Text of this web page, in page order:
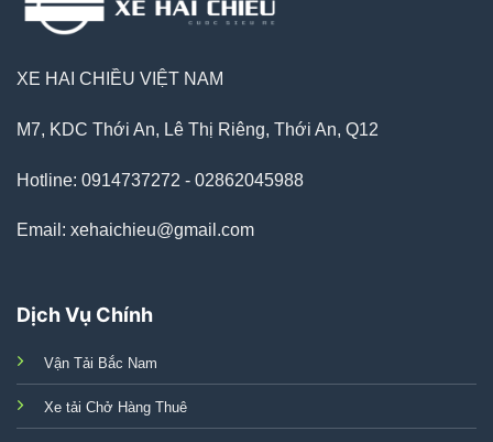
XE HAI CHIỀU VIỆT NAM
M7, KDC Thới An, Lê Thị Riêng, Thới An, Q12
Hotline: 0914737272 - 02862045988
Email: xehaichieu@gmail.com
Dịch Vụ Chính
Vận Tải Bắc Nam
Xe tải Chở Hàng Thuê